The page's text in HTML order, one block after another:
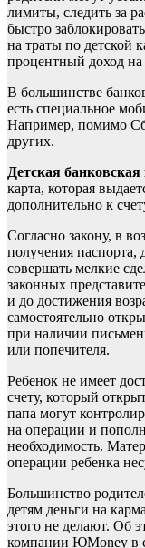
лимиты, следить за
быстро
на траты по детской
процентный доход на
В большинстве
есть специальное
Например, помимо
других.
Детская банковская
карта, которая
дополнительно к
Согласно закону, в
получения паспорта,
совершать мелкие
законных
и до достижения
самостоятельно
при наличии
или попечителя.
Ребенок не имеет
счету, который
папа могут
на операции и
необходимость.
операции ребенка
Большинство
детям деньги на
этого не делают. Об
компании ЮMoney в